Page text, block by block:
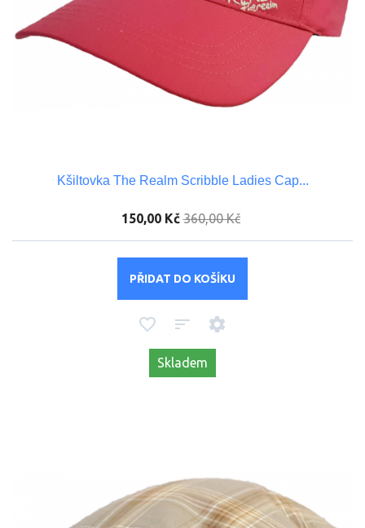
Kšiltovka The Realm Scribble Ladies Cap...
150,00 Kč 360,00 Kč
PŘIDAT DO KOŠÍKU
Skladem